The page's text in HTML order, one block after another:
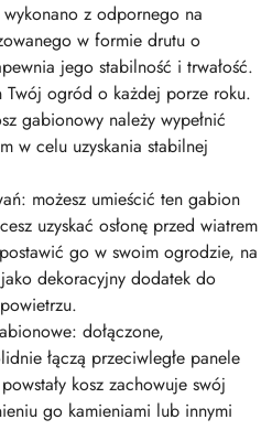
wykonano z odpornego na
w formie drutu o
jego stabilność i trwałość.
ogród o każdej porze roku.
gabionowy należy wypełnić
w celu uzyskania stabilnej
możesz umieścić ten gabion
uzyskać osłonę przed wiatrem
go w swoim ogrodzie, na
dekoracyjny dodatek do
dołączone,
łączą przeciwległe panele
kosz zachowuje swój
go kamieniami lub innymi